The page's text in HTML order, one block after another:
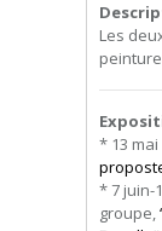
Les
* 13
* 7 juin-
groupe,